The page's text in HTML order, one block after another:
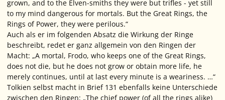
grown, and to the Elven-smiths they were but trifles - yet still
to my mind dangerous for mortals. But the Great Rings, the
Rings of Power, they were perilous.“
Auch als er im folgenden Absatz die Wirkung der Ringe
beschreibt, redet er ganz allgemein von den Ringen der
Macht: „A mortal, Frodo, who keeps one of the Great Rings,
does not die, but he does not grow or obtain more life, he
merely continues, until at last every minute is a weariness. …“
Tolkien selbst macht in Brief 131 ebenfalls keine Unterschiede
zwischen den Ringen: „The chief power (of all the rings alike)